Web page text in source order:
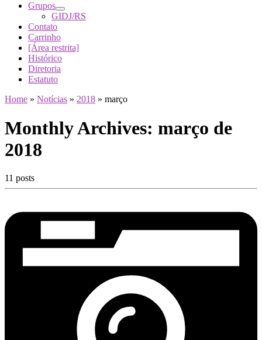
Grupos
GIDJ/RS
Contato
Carrinho
[Área restrita]
Histórico
Diretoria
Estatuto
Home » Notícias » 2018 » março
Monthly Archives: março de
2018
11 posts